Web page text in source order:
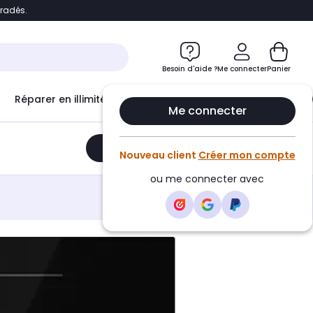
Accéder directement au chatbot
Besoin d'aide ?Me connecter
Me connecter
Nouveau client Créer mon compte
ou me connecter avec
Panier
Réparer en illimité avec Le Club Infinity
Ajouter au panier •